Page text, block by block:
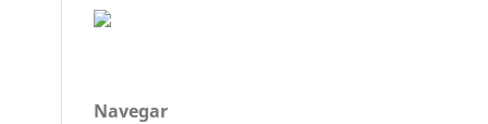
Navegar